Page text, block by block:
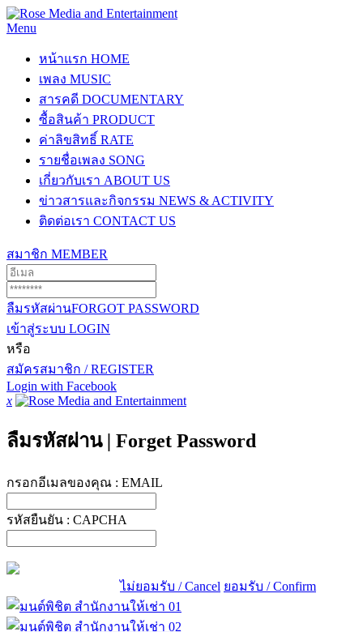
Menu
หน้าแรก HOME
เพลง MUSIC
สารคดี DOCUMENTARY
ซื้อสินค้า PRODUCT
ค่าลิขสิทธิ์ RATE
รายชื่อเพลง SONG
เกี่ยวกับเรา ABOUT US
ข่าวสารและกิจกรรม NEWS & ACTIVITY
ติดต่อเรา CONTACT US
สมาชิก MEMBER
ลืมรหัสผ่านFORGOT PASSWORD
เข้าสู่ระบบ LOGIN
หรือ
สมัครสมาชิก / REGISTER
Login with Facebook
x
ลืมรหัสผ่าน | Forget Password
กรอกอีเมลของคุณ : EMAIL
รหัสยืนยัน : CAPCHA
ไม่ยอมรับ / Cancel ยอมรับ / Confirm